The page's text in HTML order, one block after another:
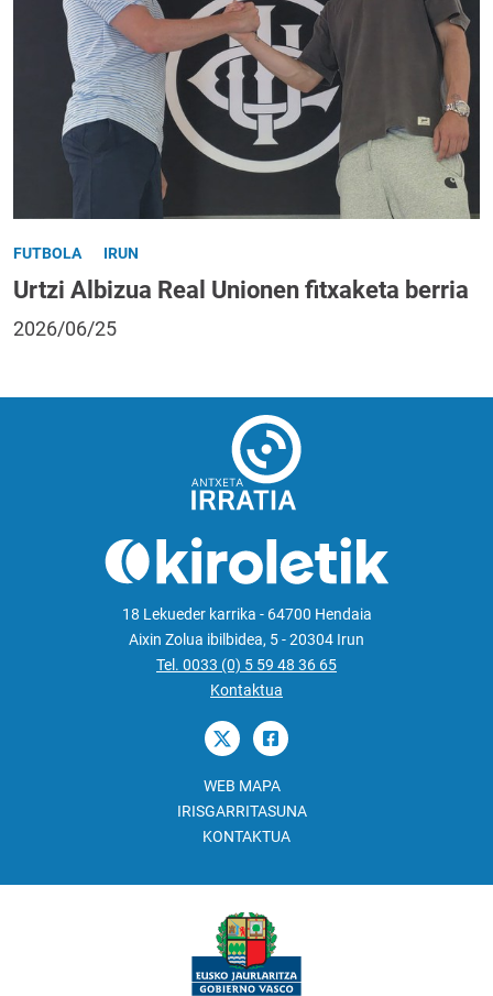
FUTBOLA IRUN
Urtzi Albizua Real Unionen fitxaketa berria
2026/06/25
18 Lekueder karrika - 64700 Hendaia
Aixin Zolua ibilbidea, 5 - 20304 Irun
Tel. 0033 (0) 5 59 48 36 65
Kontaktua
WEB MAPA
IRISGARRITASUNA
KONTAKTUA